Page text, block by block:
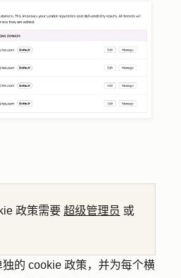
政策需要 超级管理员 或
的 cookie 政策，并为每个横